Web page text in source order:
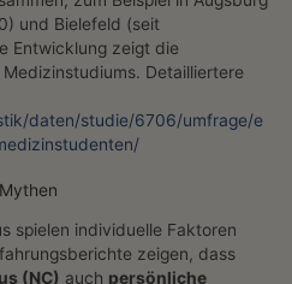
und Bielefeld (seit
Entwicklung zeigt die
Detailliertere
daten/studie/6706/umfrage/e
spielen individuelle Faktoren
zeigen, dass
(NC) auch persönliche